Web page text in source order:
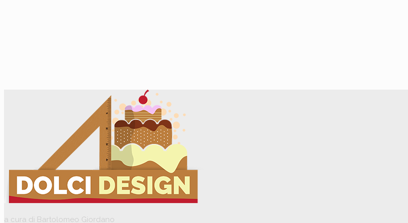
a cura di Bartolomeo Giordano